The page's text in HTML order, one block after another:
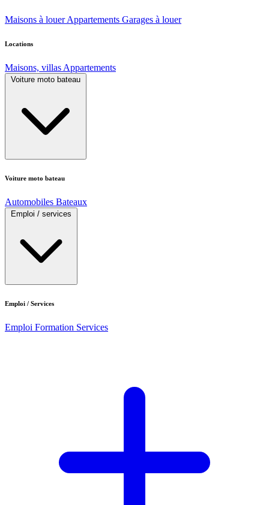
Maisons à louer Appartements Garages à louer
Locations
Maisons, villas Appartements
Voiture moto bateau
Voiture moto bateau
Automobiles Bateaux
Emploi / services
Emploi / Services
Emploi Formation Services